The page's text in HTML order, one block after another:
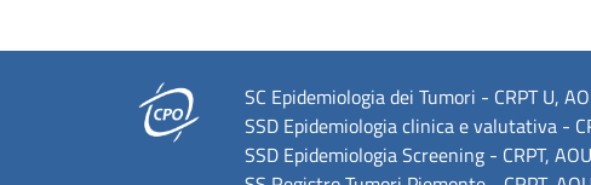
SC Epidemiologia dei Tumori - CRPT U,
SSD Epidemiologia clinica e valutativa -
SSD Epidemiologia Screening - CRPT,